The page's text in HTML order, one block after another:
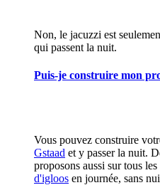
Non, le jacuzzi est
qui passent la nuit.
Puis-je construire mon
Vous pouvez construire
Gstaad et y passer la nuit.
proposons aussi sur tous les
d'igloos en journée, sans